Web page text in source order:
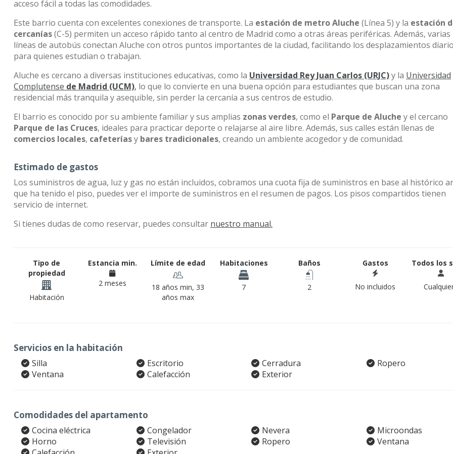
acceso fácil a todas las comodidades.
Este barrio cuenta con excelentes conexiones de transporte. La estación de metro Aluche (Línea 5) y la estación
cercanías(C-5) permiten un acceso rápido tanto al centro de Madrid como a otras áreas periféricas. Además, varias
líneas de autobús conectan Aluche con otros puntos importantes de la ciudad, facilitando los desplazamientos
para quienes estudian o trabajan.
Aluche es cercano a diversas instituciones educativas, como la Universidad Rey Juan Carlos (URJC)y la Universidad
Complutense de Madrid (UCM), lo que lo convierte en una buena opción para estudiantes que buscan una zona
residencial más tranquila y asequible, sin perder la cercanía a sus centros de estudio.
El barrio es conocido por su ambiente familiar y sus amplias zonas verdes, como el Parque de Aluche y el cercano
Parque de las Cruces, ideales para practicar deporte o relajarse al aire libre. Además, sus calles están llenas de
comercios locales, cafeteríasy bares tradicionales, creando un ambiente acogedor y de comunidad.
Estimado de gastos
Los suministros de agua, luz y gas no están incluidos, cobramos una cuota fija de suministros en base al histórico
que ha tenido el piso, puedes ver el importe de suministros en el resumen de pagos. Los pisos compartidos tienen
servicio de internet.
Si tienes dudas de como reservar, puedes consultar nuestro manual.
Tipo de
propiedad
Habitación
Estancia min.
2 meses
Límite de edad
18 años min, 33
años max
Habitaciones
7
Baños
2
Gastos
No incluidos
Todos los
Servicios en la habitación
Silla Escritorio Cerradura
Ropero
Ventana
Calefacción Exterior
Comodidades del apartamento
Cocina eléctrica Congelador Nevera
Microondas
Horno
Televisión Ropero
Ventana